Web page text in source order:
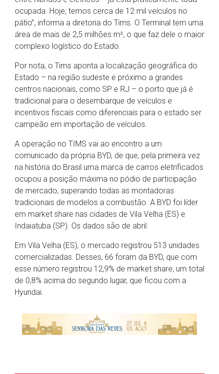
ocupada. Hoje, temos cerca de 12 mil veículos no
pátio”, informa a diretoria do Tims. O Terminal tem uma
área de mais de 2,5 milhões m², o que faz dele o maior
complexo logístico do Estado.
Por nota, o Tims aponta a localização geográfica do
Estado – na região sudeste e próximo a grandes
centros nacionais, como SP e RJ – o porto que já é
tradicional para o desembarque de veículos e
incentivos fiscais como diferenciais para o estado ser
campeão em importação de veículos.
A operação no TIMS vai ao encontro a um
comunicado da própria BYD, de que, pela primeira vez
na história do Brasil uma marca de carros eletrificados
ocupou a posição máxima no pódio de participação
de mercado, superando todas as montadoras
tradicionais de modelos a combustão. A BYD foi líder
em market share nas cidades de Vila Velha (ES) e
Indaiatuba (SP). Os dados são de abril.
Em Vila Velha (ES), o mercado registrou 513 unidades
comercializadas. Desses, 66 foram da BYD, que com
esse número registrou 12,9% de market share, um total
de 0,8% acima do segundo lugar, que ficou com a
Hyundai.